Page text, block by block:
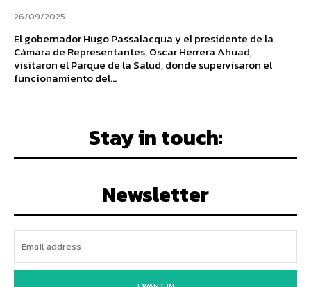
26/09/2025
El gobernador Hugo Passalacqua y el presidente de la
Cámara de Representantes, Oscar Herrera Ahuad,
visitaron el Parque de la Salud, donde supervisaron el
funcionamiento del...
Stay in touch:
Newsletter